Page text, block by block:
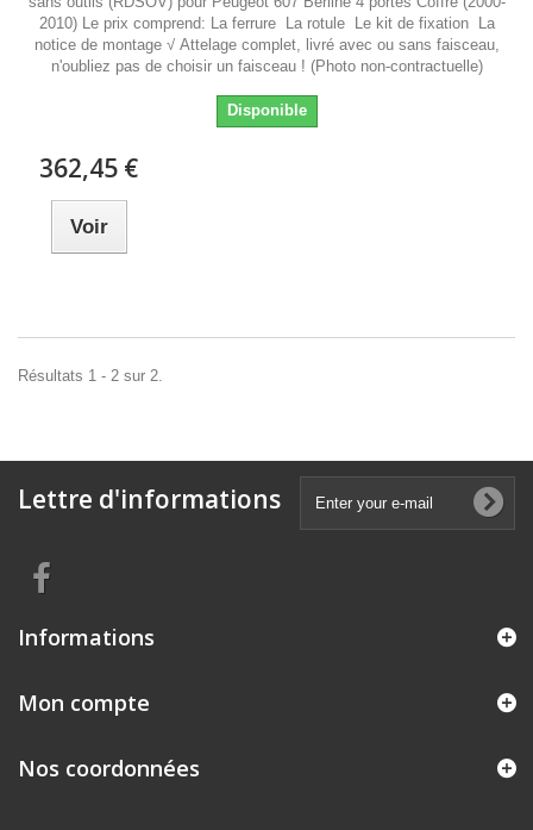
2010) Le prix comprend: La ferrure La rotule Le kit de fixation La
notice de montage √ Attelage complet, livré avec ou sans faisceau,
n'oubliez pas de choisir un faisceau ! (Photo non-contractuelle)
Disponible
362,45 €
Voir
Résultats 1 - 2 sur 2.
Lettre d'informations
Informations
Mon compte
Nos coordonnées